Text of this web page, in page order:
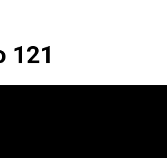
121